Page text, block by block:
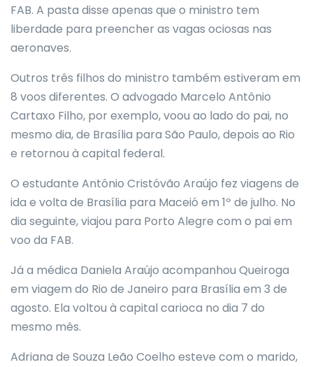
FAB. A pasta disse apenas que o ministro tem
liberdade para preencher as vagas ociosas nas
aeronaves.
Outros três filhos do ministro também estiveram em
8 voos diferentes. O advogado Marcelo Antônio
Cartaxo Filho, por exemplo, voou ao lado do pai, no
mesmo dia, de Brasília para São Paulo, depois ao Rio
e retornou à capital federal.
O estudante Antônio Cristóvão Araújo fez viagens de
ida e volta de Brasília para Maceió em 1º de julho. No
dia seguinte, viajou para Porto Alegre com o pai em
voo da FAB.
Já a médica Daniela Araújo acompanhou Queiroga
em viagem do Rio de Janeiro para Brasília em 3 de
agosto. Ela voltou à capital carioca no dia 7 do
mesmo mês.
Adriana de Souza Leão Coelho esteve com o marido,